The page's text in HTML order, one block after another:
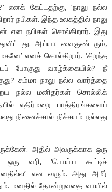
எனக் கேட்டதற்கு, ‘நாலு நல்ல
நபிகள். இந்த உலகத்தில் நாலு
என நபிகள் சொல்கிறார். இது
அய்யா வைகுண்டரும்,
எனச் சொல்கிறார். ‘சிறந்த
போகுது வாழ்க்கையில்? நீ
சும்மா நாலு நல்ல வார்த்தை
நல்ல மனிதர்கள் சொல்லிக்
எதிர்மறை பாத்திரங்களைப்
நினைச்சால் நிச்சயம் நல்லது
அதில் அவருக்காக ஒரு
ஒரு வரி, ‘பொய்ய கூட்டிச்
என வரும். அது அமீர்
மனதில் தோன்றுவதை வாயில்